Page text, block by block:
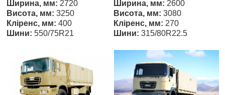
Ширина, мм: 2720
Висота, мм: 3250
Кліренс, мм: 400
Шини: 550/75R21
Ширина, мм: 2600
Висота, мм: 3080
Кліренс, мм: 270
Шини: 315/80R22.5